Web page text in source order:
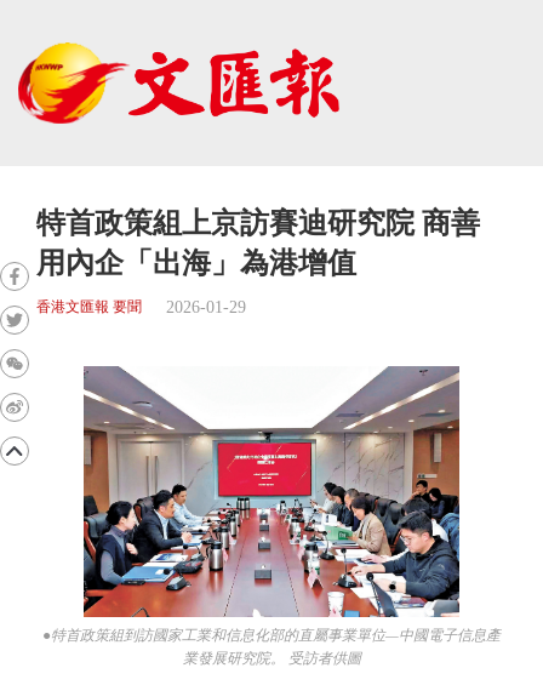
特首政策組上京訪賽迪研究院 商善
用內企「出海」為港增值
香港文匯報 要聞 2026-01-29
●特首政策組到訪國家工業和信息化部的直屬事業單位—中國電子信息產
業發展研究院。 受訪者供圖